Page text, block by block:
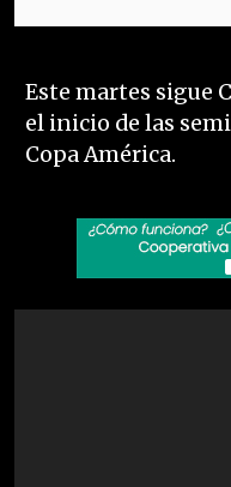
Este martes sigue
el inicio de las
Copa América.